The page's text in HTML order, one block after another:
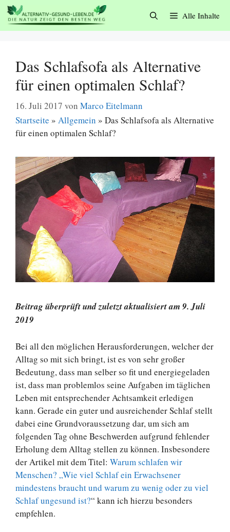
Zum
Inhalt
springen
Alle Inhalte
Das Schlafsofa als Alternative
für einen optimalen Schlaf?
16. Juli 2017 von Marco Eitelmann
Startseite » Allgemein » Das Schlafsofa als Alternative
für einen optimalen Schlaf?
Beitrag überprüft und zuletzt aktualisiert am 9. Juli
2019
Bei all den möglichen Herausforderungen, welcher der
Alltag so mit sich bringt, ist es von sehr großer
Bedeutung, dass man selber so fit und energiegeladen
ist, dass man problemlos seine Aufgaben im täglichen
Leben mit entsprechender Achtsamkeit erledigen
kann. Gerade ein guter und ausreichender Schlaf stellt
dabei eine Grundvoraussetzung dar, um sich am
folgenden Tag ohne Beschwerden aufgrund fehlender
Erholung dem Alltag stellen zu können. Insbesondere
der Artikel mit dem Titel: Warum schlafen wir
Menschen? „Wie viel Schlaf ein Erwachsener
mindestens braucht und warum zu wenig oder zu viel
Schlaf ungesund ist?“ kann ich hierzu besonders
empfehlen.